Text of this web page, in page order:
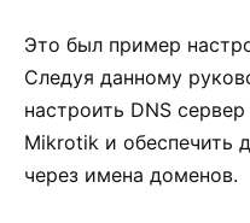
Это был пример
Следуя данному
настроить DNS
Mikrotik и обеспечить
через имена доменов.